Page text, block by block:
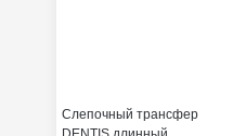
Слепочный трансфер